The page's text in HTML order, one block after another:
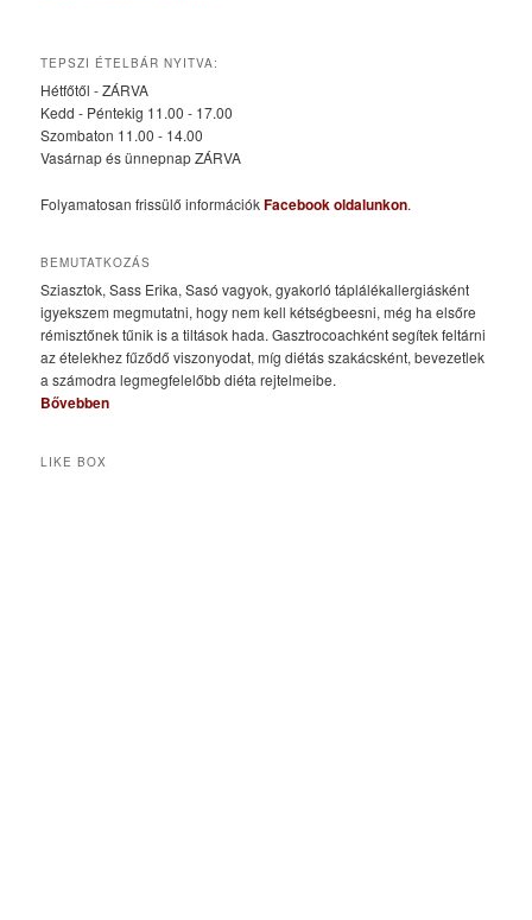
TEPSZI ÉTELBÁR NYITVA:
Hétfőtől - ZÁRVA
Kedd - Péntekig 11.00 - 17.00
Szombaton 11.00 - 14.00
Vasárnap és ünnepnap ZÁRVA
Folyamatosan frissülő információkFacebook oldalunkon.
BEMUTATKOZÁS
Sziasztok, Sass Erika, Sasó vagyok, gyakorló táplálékallergiásként
igyekszem megmutatni, hogy nem kell kétségbeesni, még ha elsőre
rémisztőnek tűnik is a tiltások hada. Gasztrocoachként segítek feltárni
az ételekhez fűződő viszonyodat, míg diétás szakácsként, bevezetlek
a számodra legmegfelelőbb diéta rejtelmeibe.
Bővebben
LIKE BOX